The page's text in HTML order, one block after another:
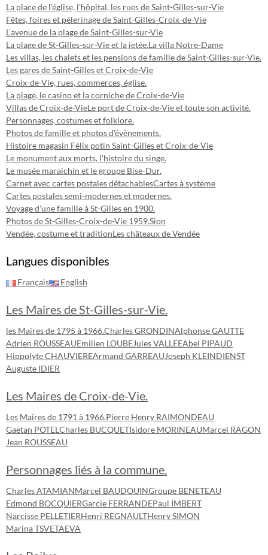
La place de l'église, l'hôpital, les rues de Saint-Gilles-sur-Vie
Fêtes, foires et pélerinage de Saint-Gilles-Croix-de-Vie
L'avenue de la plage de Saint-Gilles-sur-Vie
La plage de St-Gilles-sur-Vie et la jetée.La villa Notre-Dame
Les villas, les chalets et les pensions de famille de Saint-Gilles-sur-Vie.
Les gares de Saint-Gilles et Croix-de-Vie
Croix-de-Vie, rues, commerces, église.
La plage, le casino et la corniche de Croix-de-Vie
Villas de Croix-de-VieLe port de Croix-de-Vie et toute son activité.
Personnages, costumes et folklore.
Photos de famille et photos d'évènements.
Histoire magasin Félix potin Saint-Gilles et Croix-de-Vie
Le monument aux morts, l'histoire du singe.
Le musée maraichin et le groupe Bise-Dur.
Carnet avec cartes postales détachablesCartes à système
Cartes postales semi-modernes et modernes.
Voyage d'une famille à St-Gilles en 1900.
Photos de St-Gilles-Croix-de-Vie 1959.Sion
Vendée, costume et traditionLes châteaux de Vendée
Langues disponibles
Français English
Les Maires de St-Gilles-sur-Vie.
les Maires de 1795 à 1966.Charles GRONDINAlphonse GAUTTE
Adrien ROUSSEAUEmilien LOUBEJules VALLEEAbel PIPAUD
Hippolyte CHAUVIEREArmand GARREAUJoseph KLEINDIENST
Auguste IDIER
Les Maires de Croix-de-Vie.
Les Maires de 1791 à 1966.Pierre Henry RAIMONDEAU
Gaëtan POTEL Charles BUCQUETIsidore MORINEAUMarcel RAGON
Jean ROUSSEAU
Personnages liés à la commune.
Charles ATAMIANMarcel BAUDOUINGroupe BENETEAU
Edmond BOCQUIERGarcie FERRANDEPaul IMBERT
Narcisse PELLETIERHenri REGNAULTHenry SIMON
Marina TSVETAEVA